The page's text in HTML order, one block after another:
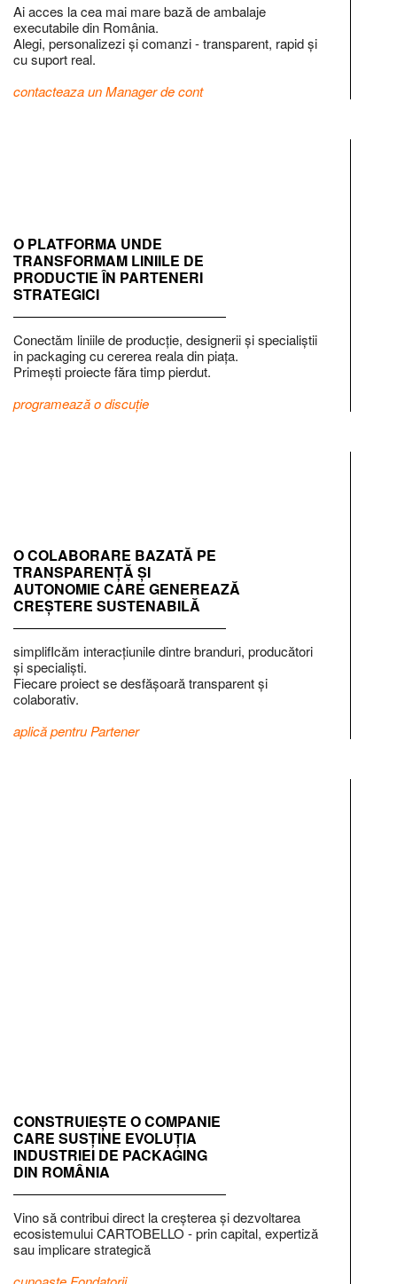
Ai acces la cea mai mare bază de ambalaje
executabile din România.
Alegi, personalizezi și comanzi - transparent, rapid și
cu suport real.
contacteaza un Manager de cont
O PLATFORMA UNDE
TRANSFORMAM LINIILE DE
PRODUCTIE ÎN PARTENERI
STRATEGICI
Conectăm liniile de producție, designerii și specialiștii
in packaging cu cererea reala din piața.
Primești proiecte făra timp pierdut.
programează o discuție
O COLABORARE BAZATĂ PE
TRANSPARENȚĂ ȘI
AUTONOMIE CARE GENEREAZĂ
CREȘTERE SUSTENABILĂ
simplifIcăm interacțiunile dintre branduri, producători
și specialiști.
Fiecare proiect se desfășoară transparent și
colaborativ.
aplică pentru Partener
CONSTRUIEȘTE O COMPANIE
CARE SUSȚINE EVOLUȚIA
INDUSTRIEI DE PACKAGING
DIN ROMÂNIA
Vino să contribui direct la creșterea și dezvoltarea
ecosistemului CARTOBELLO - prin capital, expertiză
sau implicare strategică